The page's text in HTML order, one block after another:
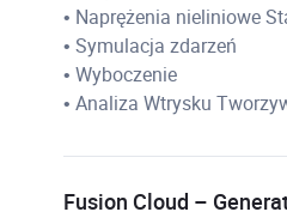
• Naprężenia nieliniowe
• Symulacja zdarzeń
• Wyboczenie
• Analiza Wtrysku
Fusion Cloud –